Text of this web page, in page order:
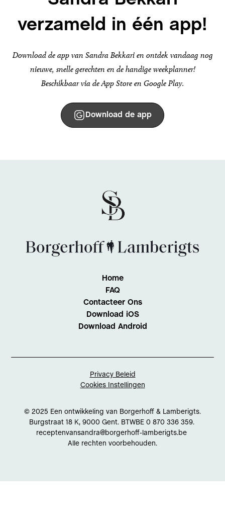
verzameld in één app!
Download de app van Sandra Bekkari en ontdek vandaag nog
nieuwe, snelle gerechten en de handige weekplanner!
Beschikbaar via de App Store en Google Play.
Download de app
Home
FAQ
Contacteer Ons
Download iOS
Download Android
© 2025 Een ontwikkeling van Borgerhoff & Lamberigts.
Burgstraat 18 K, 9000 Gent. BTWBE 0 870 336 359.
receptenvansandra@borgerhoff-lamberigts.be
Alle rechten voorbehouden.
Privacy Beleid
Cookies Instellingen